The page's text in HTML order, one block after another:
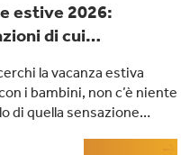
estive 2026:
di cui
la vacanza estiva
i bambini, non c’è niente
di quella sensazione